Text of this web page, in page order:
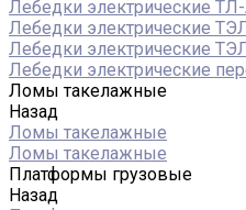
Лебедки электрические
Лебедки электрические
Лебедки электрические
Лебедки электрические
Ломы такелажные
Назад
Ломы такелажные
Ломы такелажные
Платформы грузовые
Назад